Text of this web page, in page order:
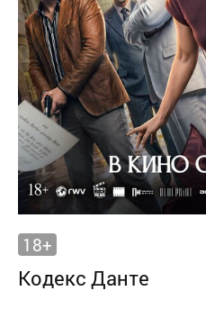
18+
Кодекс Данте